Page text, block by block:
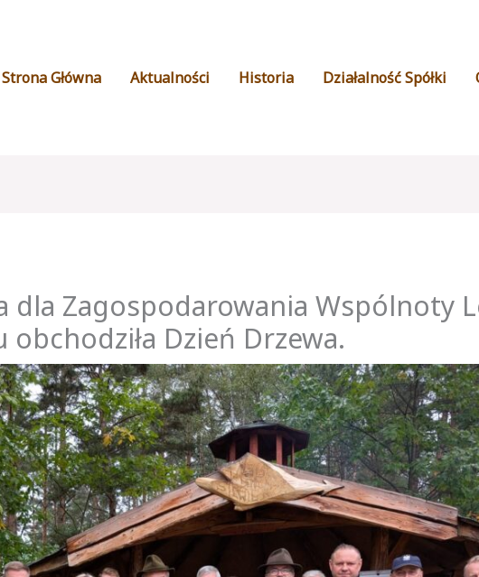
Strona Główna
Aktualności Historia Działalność Spółki
dla Zagospodarowania Wspólnoty
Dzień Drzewa.